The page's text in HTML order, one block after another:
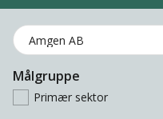
Målgruppe
Primær sektor